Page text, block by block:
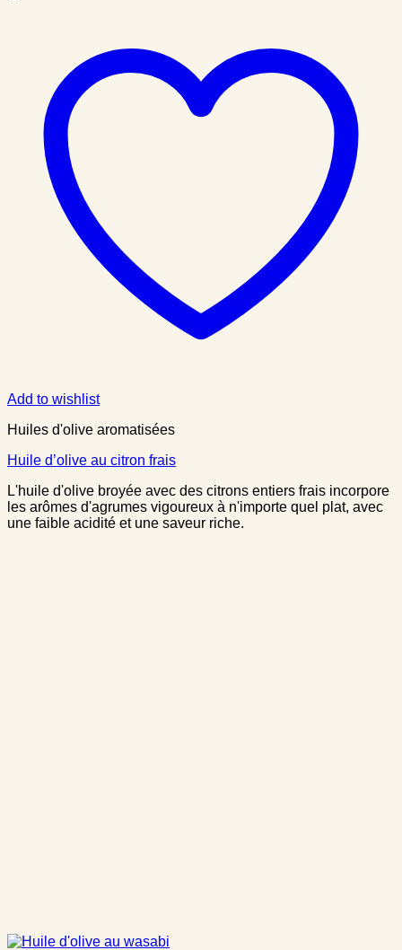
Add to wishlist
Huiles d'olive aromatisées
Huile d’olive au citron frais
L'huile d'olive broyée avec des citrons entiers frais incorpore
les arômes d'agrumes vigoureux à n'importe quel plat, avec
une faible acidité et une saveur riche.